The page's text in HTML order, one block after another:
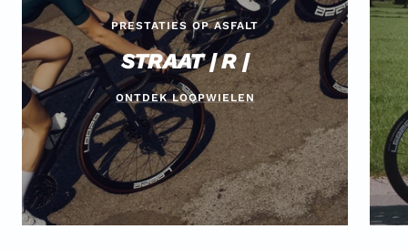
PRESTATIES OP ASFALT
STRAAT | R |
ONTDEK LOOPWIELEN